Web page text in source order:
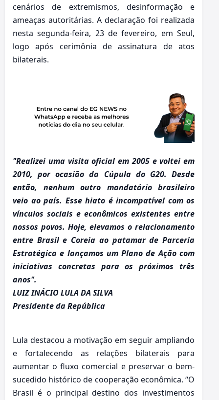
cenários de extremismos, desinformação e
ameaças autoritárias. A declaração foi realizada
nesta segunda-feira, 23 de fevereiro, em Seul,
logo após cerimônia de assinatura de atos
bilaterais.
"Realizei uma visita oficial em 2005 e voltei em
2010, por ocasião da Cúpula do G20. Desde
então, nenhum outro mandatário brasileiro
veio ao país. Esse hiato é incompatível com os
vínculos sociais e econômicos existentes entre
nossos povos. Hoje, elevamos o relacionamento
entre Brasil e Coreia ao patamar de Parceria
Estratégica e lançamos um Plano de Ação com
iniciativas concretas para os próximos três
anos".
LUIZ INÁCIO LULA DA SILVA
Presidente da República
Lula destacou a motivação em seguir ampliando
e fortalecendo as relações bilaterais para
aumentar o fluxo comercial e preservar o bem-
sucedido histórico de cooperação econômica. “O
Brasil é o principal destino dos investimentos